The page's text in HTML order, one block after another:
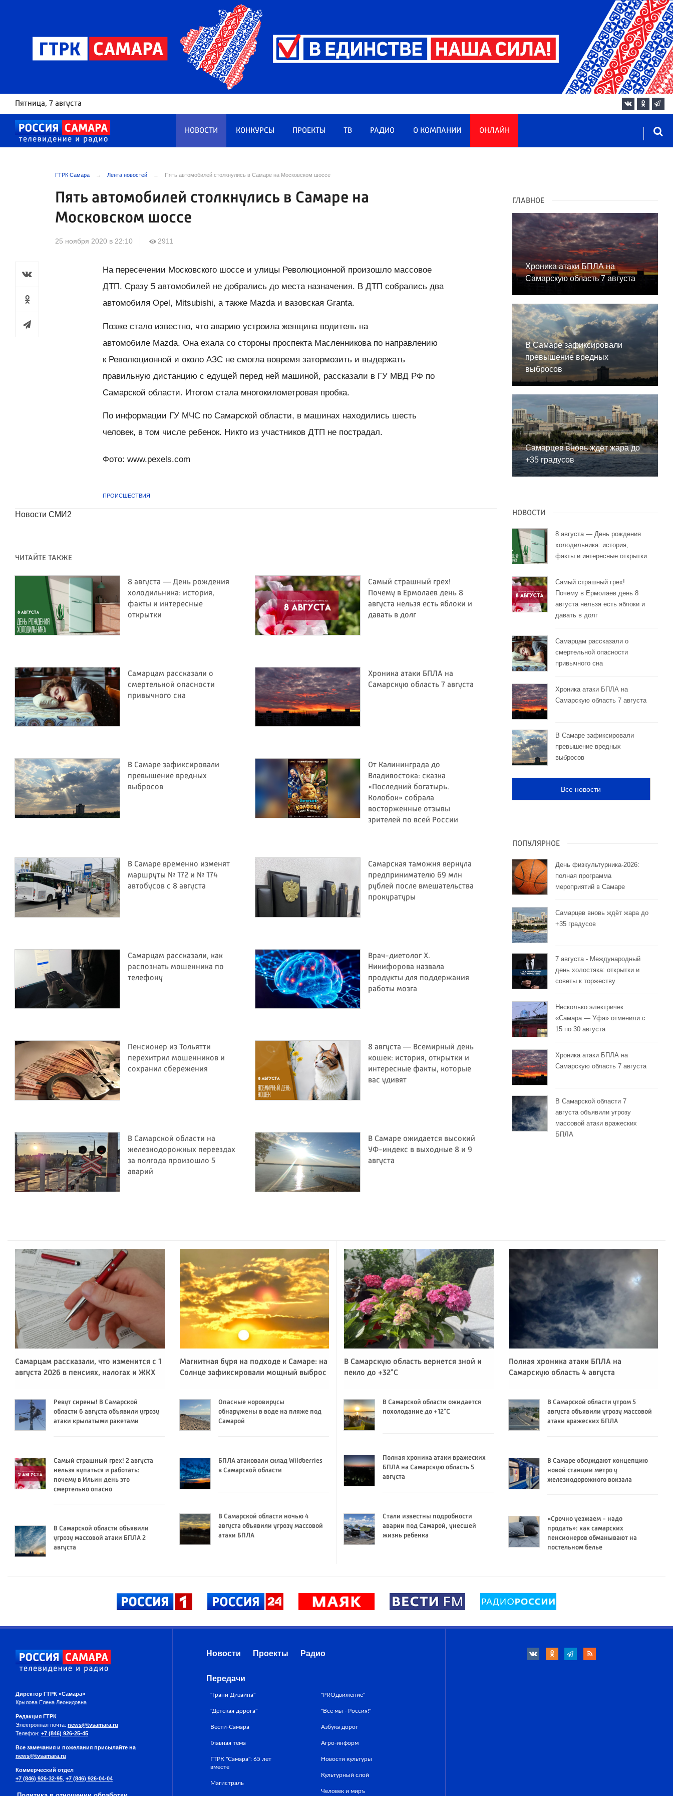
Пятница, 7 августа
НОВОСТИ КОНКУРСЫ ПРОЕКТЫ ТВ РАДИО О КОМПАНИИ ОНЛАЙН
ГТРК Самара Лента новостей Пять автомобилей столкнулись в Самаре на Московском шоссе
Пять автомобилей столкнулись в Самаре на
Московском шоссе
25 ноября 2020 в 22:10 2911
На пересечении Московского шоссе и улицы Революционной произошло массовое
ДТП. Сразу 5 автомобилей не добрались до места назначения. В ДТП собрались два
автомобиля Opel, Mitsubishi, а также Mazda и вазовская Granta.
Позже стало известно, что аварию устроила женщина водитель на
автомобиле Mazda. Она ехала со стороны проспекта Масленникова по направлению
к Революционной и около АЗС не смогла вовремя затормозить и выдержать
правильную дистанцию с едущей перед ней машиной, рассказали в ГУ МВД РФ по
Самарской области. Итогом стала многокилометровая пробка.
По информации ГУ МЧС по Самарской области, в машинах находились шесть
человек, в том числе ребенок. Никто из участников ДТП не пострадал.
Фото: www.pexels.com
ПРОИСШЕСТВИЯ
Новости СМИ2
ЧИТАЙТЕ ТАКЖЕ
8 августа — День рождения
холодильника: история,
факты и интересные
открытки
Самый страшный грех!
Почему в Ермолаев день 8
августа нельзя есть яблоки и
давать в долг
Самарцам рассказали о
смертельной опасности
привычного сна
Хроника атаки БПЛА на
Самарскую область 7 августа
В Самаре зафиксировали
превышение вредных
выбросов
От Калининграда до
Владивостока: сказка
«Последний богатырь.
Колобок» собрала
восторженные отзывы
зрителей по всей России
В Самаре временно изменят
маршруты № 172 и № 174
автобусов с 8 августа
Самарская таможня вернула
предпринимателю 69 млн
рублей после вмешательства
прокуратуры
Самарцам рассказали, как
распознать мошенника по
телефону
Врач-диетолог Х.
Никифорова назвала
продукты для поддержания
работы мозга
Пенсионер из Тольятти
перехитрил мошенников и
сохранил сбережения
8 августа — Всемирный день
кошек: история, открытки и
интересные факты, которые
вас удивят
В Самарской области на
железнодорожных переездах
за полгода произошло 5
аварий
В Самаре ожидается высокий
УФ-индекс в выходные 8 и 9
августа
ГЛАВНОЕ
Хроника атаки БПЛА на
Самарскую область 7 августа
В Самаре зафиксировали
превышение вредных
выбросов
Самарцев вновь ждёт жара до
+35 градусов
НОВОСТИ
8 августа — День рождения
холодильника: история,
факты и интересные открытки
Самый страшный грех!
Почему в Ермолаев день 8
августа нельзя есть яблоки и
давать в долг
Самарцам рассказали о
смертельной опасности
привычного сна
Хроника атаки БПЛА на
Самарскую область 7 августа
В Самаре зафиксировали
превышение вредных
выбросов
Все новости
ПОПУЛЯРНОЕ
День физкультурника-2026:
полная программа
мероприятий в Самаре
Самарцев вновь ждёт жара до
+35 градусов
7 августа - Международный
день холостяка: открытки и
советы к торжеству
Несколько электричек
«Самара — Уфа» отменили с
15 по 30 августа
Хроника атаки БПЛА на
Самарскую область 7 августа
В Самарской области 7
августа объявили угрозу
массовой атаки вражеских
БПЛА
Самарцам рассказали, что изменится с 1
августа 2026 в пенсиях, налогах и ЖКХ
Ревут сирены! В Самарской
области 6 августа объявили угрозу
атаки крылатыми ракетами
Самый страшный грех! 2 августа
нельзя купаться и работать:
почему в Ильин день это
смертельно опасно
В Самарской области объявили
угрозу массовой атаки БПЛА 2
августа
Магнитная буря на подходе к Самаре: на
Солнце зафиксировали мощный выброс
Опасные норовирусы
обнаружены в воде на пляже под
Самарой
БПЛА атаковали склад Wildberries
в Самарской области
В Самарской области ночью 4
августа объявили угрозу массовой
атаки БПЛА
В Самарскую область вернется зной и
пекло до +32°C
В Самарской области ожидается
похолодание до +12°C
Полная хроника атаки вражеских
БПЛА на Самарскую область 5
августа
Стали известны подробности
аварии под Самарой, унесшей
жизнь ребенка
Полная хроника атаки БПЛА на
Самарскую область 4 августа
В Самарской области утром 5
августа объявили угрозу массовой
атаки вражеских БПЛА
В Самаре обсуждают концепцию
новой станции метро у
железнодорожного вокзала
«Срочно уезжаем - надо
продать»: как самарских
пенсионеров обманывают на
постельном белье
Директор ГТРК «Самара»
Крылова Елена Леонидовна
Редакция ГТРК
Электронная почта: news@tvsamara.ru
Телефон: +7 (846) 926-25-45
Все замечания и пожелания присылайте на
news@tvsamara.ru
Коммерческий отдел
+7 (846) 926-32-95 +7 (846) 926-04-04
Новости Проекты Радио
Передачи
"Грани Дизайна"
"Детская дорога"
Вести-Самара
Главная тема
ГТРК "Самара": 65 лет
вместе
Магистраль
"PROдвижение"
"Все мы - Россия!"
Азбука дорог
Агро-информ
Новости культуры
Культурный слой
Человек и миръ